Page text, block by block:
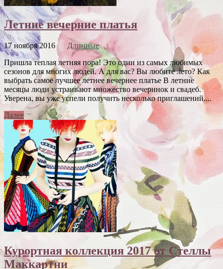
Летние вечерние платья
17 ноября 2016
Длинные
Пришла теплая летняя пора! Это один из самых любимых
сезонов для многих людей. А для вас? Вы любите лето? Как
выбрать самое лучшее летнее вечернее платье В летние
месяцы люди устраивают множество вечеринок и свадеб.
Уверена, вы уже успели получить несколько приглашений....
Далее
Курортная коллекция 2017 от Стеллы
Маккартни